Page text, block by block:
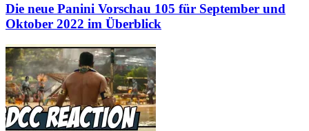
Die neue Panini Vorschau 105 für September und
Oktober 2022 im Überblick